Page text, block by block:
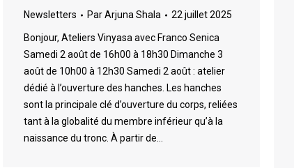
Newsletters ParArjuna Shala 22 juillet 2025
Bonjour, Ateliers Vinyasa avec Franco Senica
Samedi 2 août de 16h00 à 18h30 Dimanche 3
août de 10h00 à 12h30 Samedi 2 août : atelier
dédié à l’ouverture des hanches. Les hanches
sont la principale clé d’ouverture du corps, reliées
tant à la globalité du membre inférieur qu’à la
naissance du tronc. À partir de…